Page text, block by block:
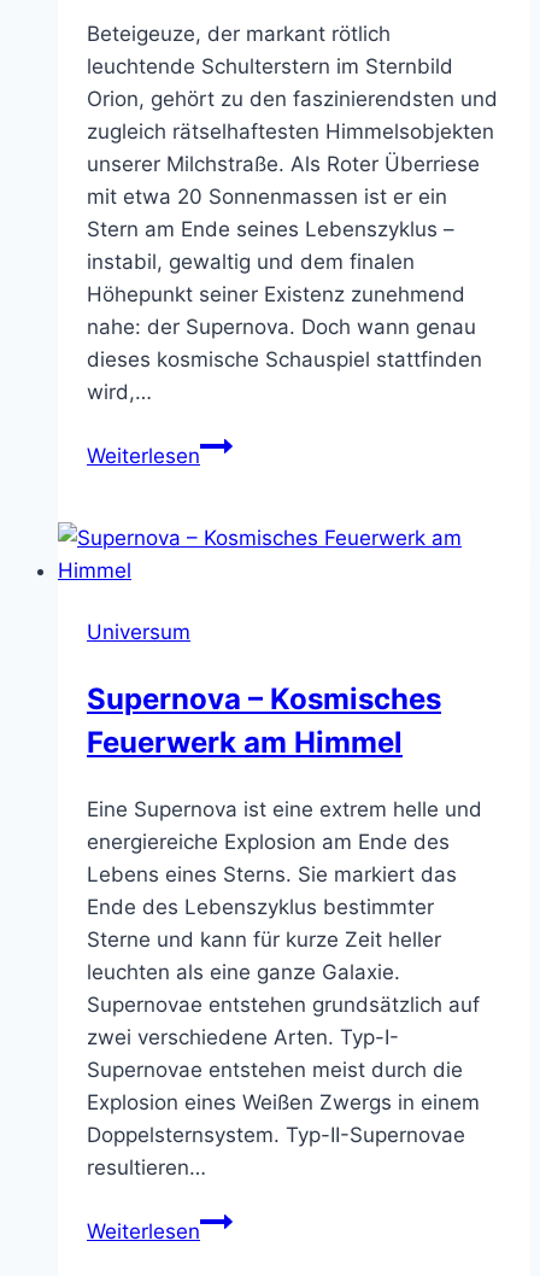
unserem
Sonnensystem?
Beteigeuze, der markant rötlich
leuchtende Schulterstern im Sternbild
Orion, gehört zu den faszinierendsten und
zugleich rätselhaftesten Himmelsobjekten
unserer Milchstraße. Als Roter Überriese
mit etwa 20 Sonnenmassen ist er ein
Stern am Ende seines Lebenszyklus –
instabil, gewaltig und dem finalen
Höhepunkt seiner Existenz zunehmend
nahe: der Supernova. Doch wann genau
dieses kosmische Schauspiel stattfinden
wird,…
WeiterlesenWann
Beteigeuze
Universum
Supernova – Kosmisches
Feuerwerk am Himmel
Eine Supernova ist eine extrem helle und
energiereiche Explosion am Ende des
Lebens eines Sterns. Sie markiert das
Ende des Lebenszyklus bestimmter
Sterne und kann für kurze Zeit heller
leuchten als eine ganze Galaxie.
Supernovae entstehen grundsätzlich auf
zwei verschiedene Arten. Typ-I-
Supernovae entstehen meist durch die
Explosion eines Weißen Zwergs in einem
Doppelsternsystem. Typ-II-Supernovae
resultieren…
WeiterlesenSupernova